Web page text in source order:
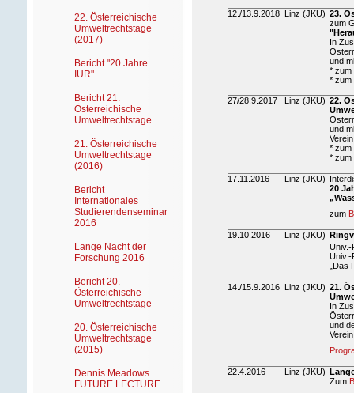
12./13.9.2018 Linz (JKU) 23.
zum
In
und
* zum
* zum
27/28.9.2017 Linz (JKU) 22.
und
* zum
* zum
17.11.2016 Linz (JKU)
20
zum
19.10.2016 Linz (JKU)
Univ.-
Univ.-
„Das
14./15.9.2016 Linz (JKU) 21.
In
und
22.4.2016 Linz (JKU)
Zum
22. Österreichische
Umweltrechtstage
(2017)
Bericht "20 Jahre
IUR"
Bericht 21.
Österreichische
Umweltrechtstage
21. Österreichische
Umweltrechtstage
(2016)
Bericht
Internationales
Studierendenseminar
2016
Lange Nacht der
Forschung 2016
Bericht 20.
Österreichische
Umweltrechtstage
20. Österreichische
Umweltrechtstage
(2015)
Dennis Meadows
FUTURE LECTURE